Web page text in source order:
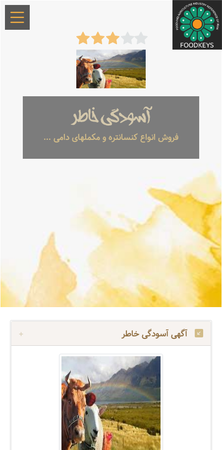
آسودگی خاطر
فروش انواع کنسانتره و مکملهای دامی ...
آگهی آسودگی خاطر